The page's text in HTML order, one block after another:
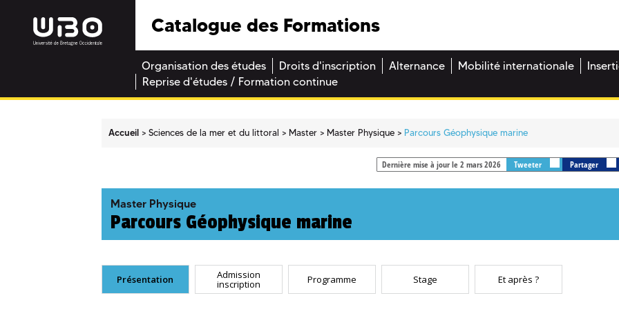
Catalogue des Formations
Organisation des études Droits d'inscription Alternance Mobilité internationale
Reprise d'études / Formation continue
Accueil Sciences de la mer et du littoral Master Master Physique Parcours Géophysique marine
Dernière mise à jour le 2 mars 2026 Tweeter Partager
Master Physique
Parcours Géophysique marine
Présentation Admission
inscription Programme Stage Et après ?